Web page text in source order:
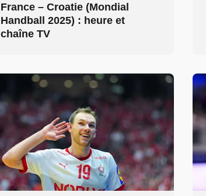
France – Croatie (Mondial
Handball 2025) : heure et
chaîne TV